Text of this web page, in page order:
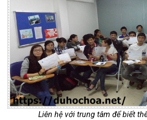
Liên hệ với trung tâm để biết